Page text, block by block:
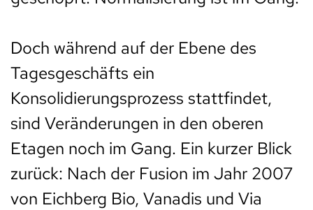
Doch während auf der Ebene des
Tagesgeschäfts ein
Konsolidierungsprozess stattfindet,
sind Veränderungen in den oberen
Etagen noch im Gang. Ein kurzer Blick
zurück: Nach der Fusion im Jahr 2007
von Eichberg Bio, Vanadis und Via